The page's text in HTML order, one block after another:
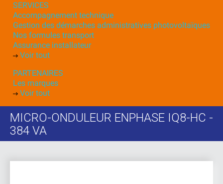
SERVICES
Accompagnement technique
Gestion des démarches administratives photovoltaïques
Nos formules transport
Assurance installateur
Voir tout
PARTENAIRES
Les marques
Voir tout
MICRO-ONDULEUR ENPHASE IQ8-HC -
384 VA